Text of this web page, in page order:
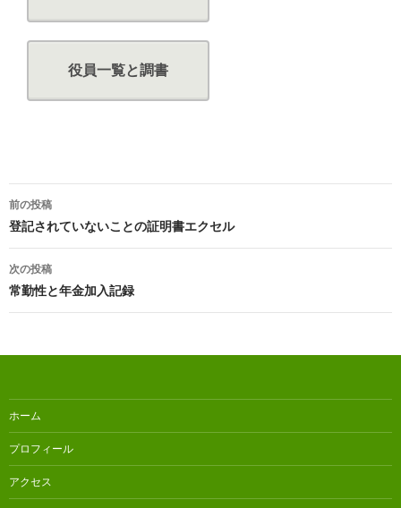
役員一覧と調書
投
稿
ナ
ビ
ー
ョ
ン
前の投稿
登記されていないことの証明書エクセル
次の投稿
常勤性と年金加入記録
ホーム
プロフィール
アクセス